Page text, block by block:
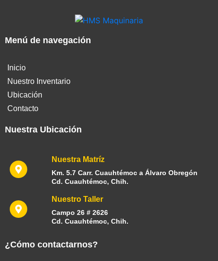
Menú de navegación
Inicio
Nuestro Inventario
Ubicación
Contacto
Nuestra Ubicación
Nuestra Matríz
Km. 5.7 Carr. Cuauhtémoc a Álvaro Obregón
Cd. Cuauhtémoc, Chih.
Nuestro Taller
Campo 26 # 2626
Cd. Cuauhtémoc, Chih.
¿Cómo contactarnos?